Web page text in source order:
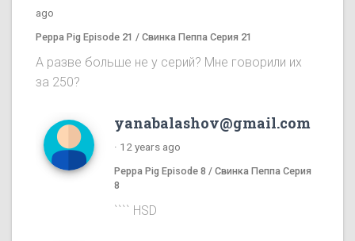
ago
Peppa Pig Episode 21 / Свинка Пеппа Серия 21
А разве больше не у серий? Мне говорили их
за 250?
yanabalashov@gmail.com
· 12 years ago
Peppa Pig Episode 8 / Свинка Пеппа Серия
8
```` HSD